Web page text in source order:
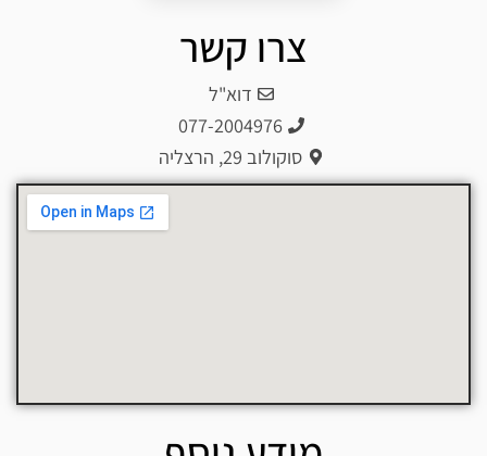
צרו קשר
דוא"ל
077-2004976
סוקולוב 29, הרצליה